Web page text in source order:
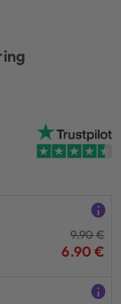
9.90€
6.90 €